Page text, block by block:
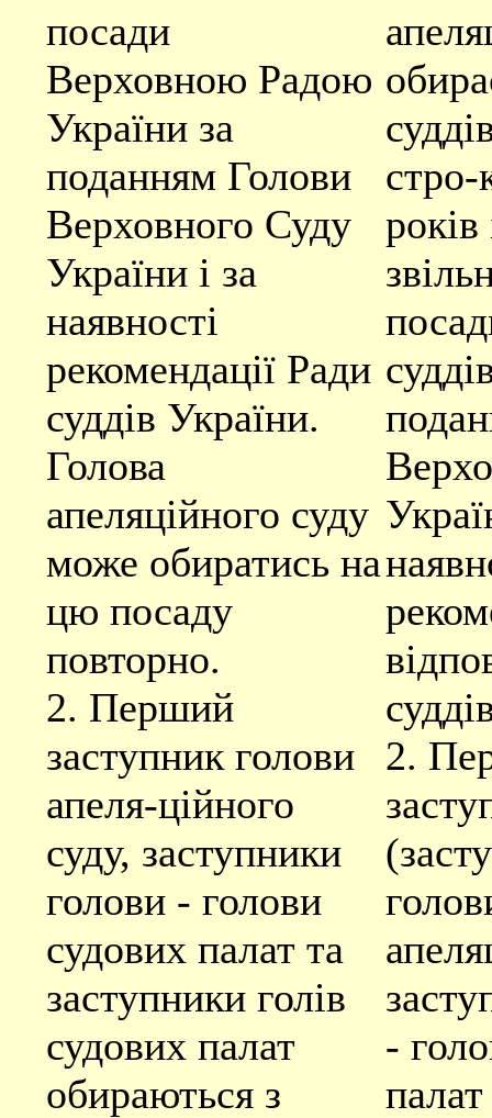
посади
Верховною Радою
України за
поданням Голови
Верховного Суду
України і за
наявності
рекомендації Ради
суддів України.
Голова
апеляційного суду
може обиратись на
цю посаду
повторно.
2. Перший
заступник голови
апеля-ційного
суду, заступники
голови - голови
судових палат та
заступники голів
судових палат
обираються з
стро-
років
2.
-